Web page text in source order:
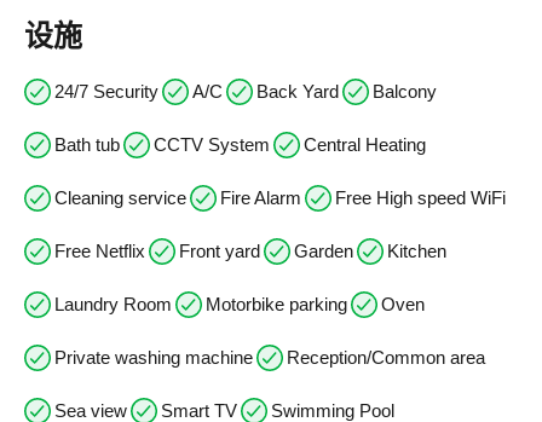
设施
24/7 Security A/C Back Yard Balcony
Bath tub CCTV System Central Heating
Cleaning service Fire Alarm Free High speed WiFi
Free Netflix Front yard Garden Kitchen
Laundry Room Motorbike parking Oven
Private washing machine Reception/Common area
Sea view Smart TV Swimming Pool